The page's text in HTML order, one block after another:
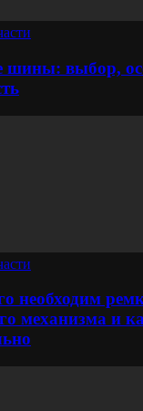
шины: выбор,
необходим
механизма и